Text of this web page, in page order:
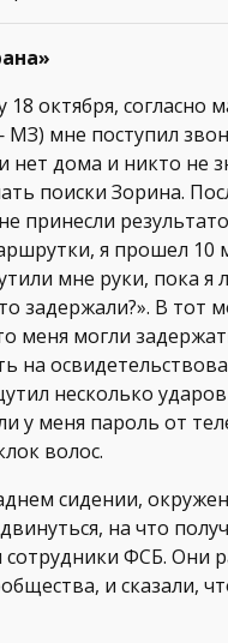
октября, согласно
мне поступил
дома и никто не
поиски Зорина.
принесли
я прошел 10
мне руки, пока я
задержали?». В тот
меня могли
на
несколько
у меня пароль от
волос.
сидении,
на что
ФСБ. Они
и сказали,